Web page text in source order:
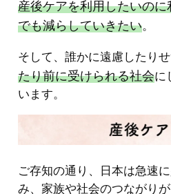
産後ケアを利用したいの
でも減らしていきたい。
そして、誰かに遠慮したりせ
たり前に受けられる社会に
います。
ご存知の通り、日本は急速
み、家族や社会のつながり